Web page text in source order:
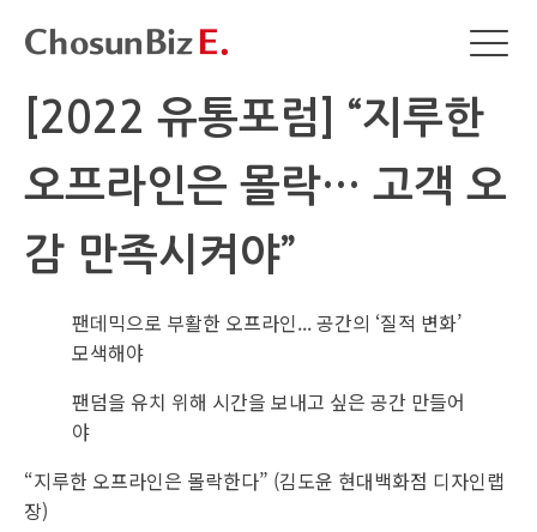
[2022 유통포럼] “지루한
오프라인은 몰락… 고객 오
감 만족시켜야”
팬데믹으로 부활한 오프라인... 공간의 ‘질적 변화’
모색해야
팬덤을 유치 위해 시간을 보내고 싶은 공간 만들어
야
“지루한 오프라인은 몰락한다” (김도윤 현대백화점 디자인랩
장)